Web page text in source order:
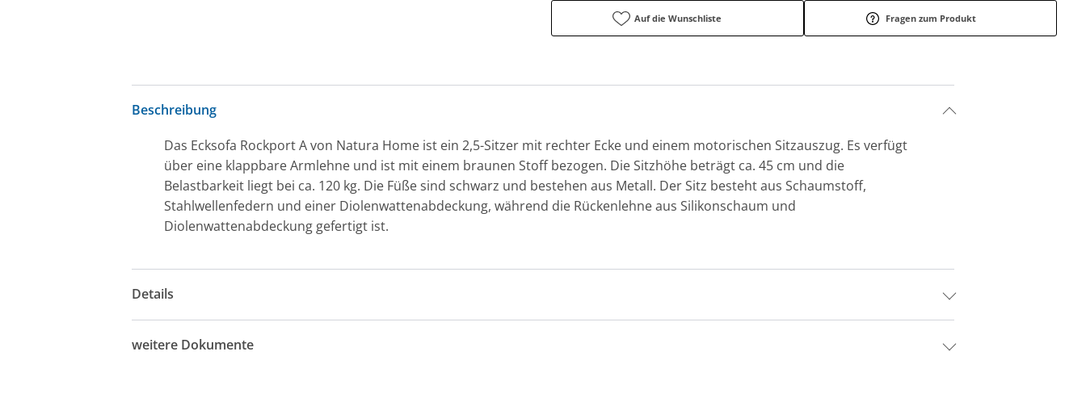
Auf die Wunschliste Fragen zum Produkt
Beschreibung
Das Ecksofa Rockport A von Natura Home ist ein 2,5-Sitzer mit rechter Ecke und einem motorischen Sitzauszug. Es verfügt
über eine klappbare Armlehne und ist mit einem braunen Stoff bezogen. Die Sitzhöhe beträgt ca. 45 cm und die
Belastbarkeit liegt bei ca. 120 kg. Die Füße sind schwarz und bestehen aus Metall. Der Sitz besteht aus Schaumstoff,
Stahlwellenfedern und einer Diolenwattenabdeckung, während die Rückenlehne aus Silikonschaum und
Diolenwattenabdeckung gefertigt ist.
Details
weitere Dokumente